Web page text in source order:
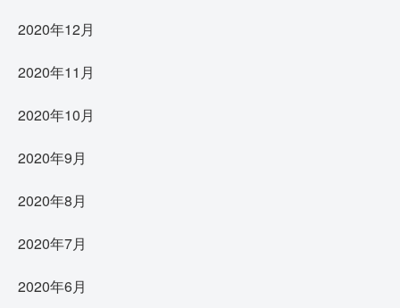
2020年12月
2020年11月
2020年10月
2020年9月
2020年8月
2020年7月
2020年6月